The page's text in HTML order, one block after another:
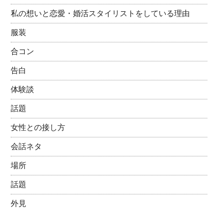
私の想いと恋愛・婚活スタイリストをしている理由
服装
合コン
告白
体験談
話題
女性との接し方
会話ネタ
場所
話題
外見